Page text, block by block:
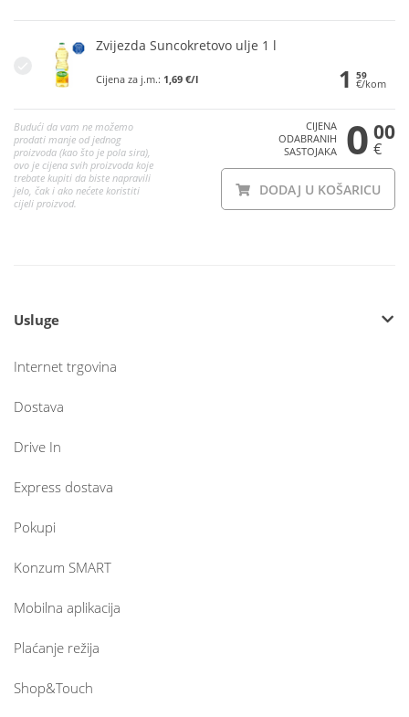
Zvijezda Suncokretovo ulje 1 l
Cijena za j.m.: 1,69 €/l 1 59
€/kom
Budući da vam ne možemo
prodati manje od jednog
proizvoda (kao što je pola sira),
ovo je cijena svih proizvoda koje
trebate kupiti da biste napravili
jelo, čak i ako nećete koristiti
cijeli proizvod.
CIJENA
ODABRANIH
SASTOJAKA
0 00
€
DODAJ U KOŠARICU
Usluge
Internet trgovina
Dostava
Drive In
Express dostava
Pokupi
Konzum SMART
Mobilna aplikacija
Plaćanje režija
Shop&Touch